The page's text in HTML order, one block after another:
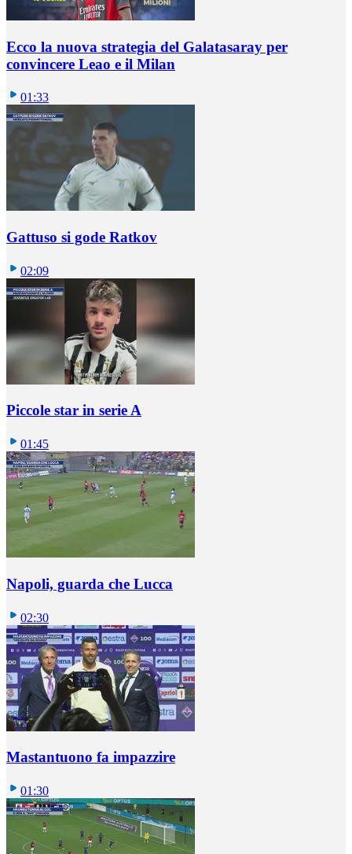
Ecco la nuova strategia del Galatasaray per
convincere Leao e il Milan
01:33
Gattuso si gode Ratkov
02:09
Piccole star in serie A
01:45
Napoli, guarda che Lucca
02:30
Mastantuono fa impazzire
01:30